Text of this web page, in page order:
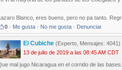
Blanco, eres bueno, pero no pa tanto.
0 · Me gusta · No me gusta · Denunciar
El Cubiche (Experto, Mensajes: 4041)
13 de julio de 2019 a las 08:45 AM CDT
mal jugo Nicaragua en el corrido de las